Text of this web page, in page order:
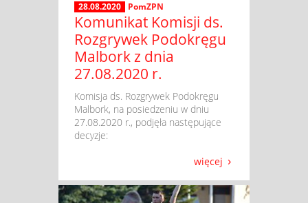
28.08.2020 PomZPN
Komunikat Komisji ds.
Rozgrywek Podokręgu
Malbork z dnia
27.08.2020 r.
​ Komisja ds. Rozgrywek Podokręgu
Malbork, na posiedzeniu w dniu
27.08.2020 r., podjęła następujące
decyzje:
więcej